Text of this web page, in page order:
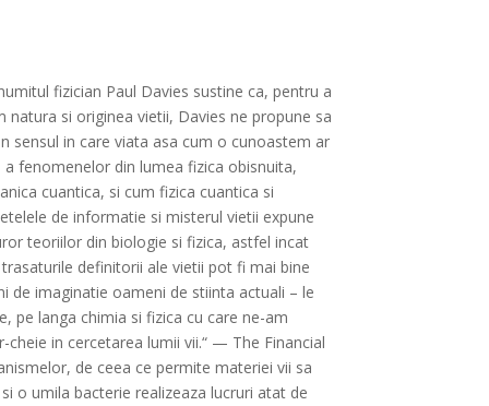
fizician Paul Davies sustine ca, pentru a
natura si originea vietii, Davies ne propune sa
sensul in care viata asa cum o cunoastem ar
fenomenelor din lumea fizica obisnuita,
cuantica, si cum fizica cuantica si
de informatie si misterul vietii expune
teoriilor din biologie si fizica, astfel incat
definitorii ale vietii pot fi mai bine
de imaginatie oameni de stiinta actuali – le
pe langa chimia si fizica cu care ne-am
in cercetarea lumii vii.“ — The Financial
de ceea ce permite materiei vii sa
o umila bacterie realizeaza lucruri atat de